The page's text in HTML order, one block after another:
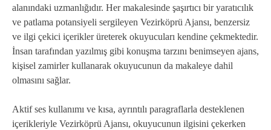
alanındaki uzmanlığıdır. Her makalesinde şaşırtıcı bir yaratıcılık
ve patlama potansiyeli sergileyen Vezirköprü Ajansı, benzersiz
ve ilgi çekici içerikler üreterek okuyucuları kendine çekmektedir.
İnsan tarafından yazılmış gibi konuşma tarzını benimseyen ajans,
kişisel zamirler kullanarak okuyucunun da makaleye dahil
olmasını sağlar.
Aktif ses kullanımı ve kısa, ayrıntılı paragraflarla desteklenen
içerikleriyle Vezirköprü Ajansı, okuyucunun ilgisini çekerken